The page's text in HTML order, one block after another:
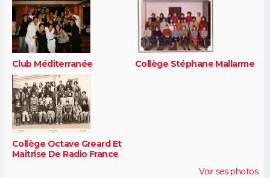
Club Méditerranée Collège Stéphane Mallarme
Collège Octave Greard Et
Maîtrise De Radio France
Voir ses photos